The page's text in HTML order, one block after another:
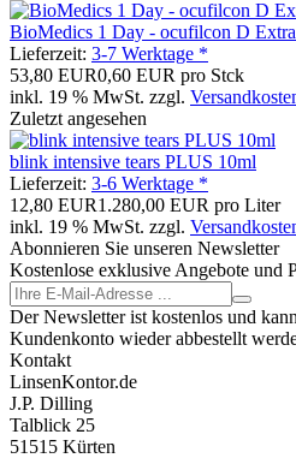
BioMedics 1 Day - ocufilcon D
Lieferzeit: 3-7 Werktage *
53,80 EUR0,60 EUR pro Stck
inkl. 19 % MwSt. zzgl.
Zuletzt angesehen
blink intensive tears PLUS 10ml
Lieferzeit: 3-6 Werktage *
12,80 EUR1.280,00 EUR pro Liter
inkl. 19 % MwSt. zzgl.
Abonnieren Sie unseren Newsletter
Kostenlose exklusive Angebote und
Der Newsletter ist kostenlos und
Kundenkonto wieder abbestellt
Kontakt
LinsenKontor.de
J.P. Dilling
Talblick 25
51515 Kürten